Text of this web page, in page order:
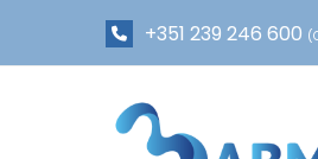
+351 239 246 600